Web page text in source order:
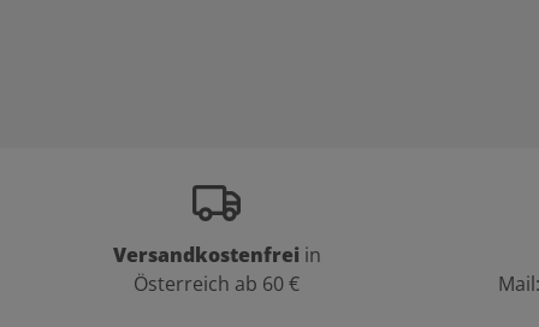
Versandkostenfrei in
Österreich ab 60 €